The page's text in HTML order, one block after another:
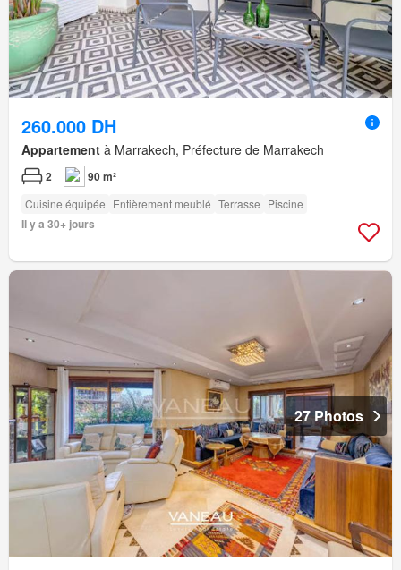
260.000 DH
Appartement à Marrakech, Préfecture de Marrakech
2 90 m²
Cuisine équipée Entièrement meublé Terrasse Piscine
Il y a 30+ jours
27 Photos